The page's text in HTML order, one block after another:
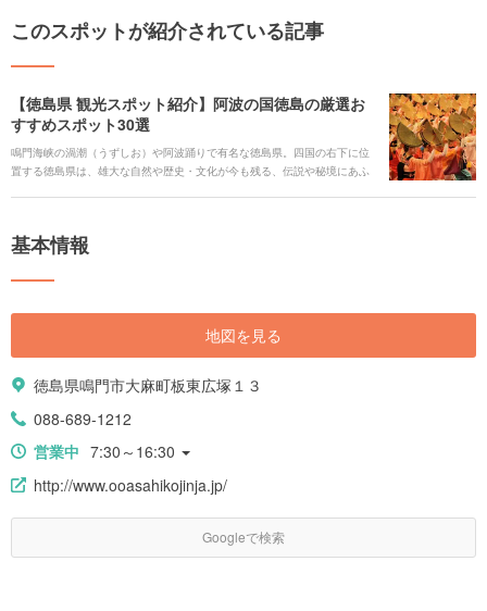
このスポットが紹介されている記事
【徳島県 観光スポット紹介】阿波の国徳島の厳選お
すすめスポット30選
鳴門海峡の渦潮（うずしお）や阿波踊りで有名な徳島県。四国の右下に位
置する徳島県は、雄大な自然や歴史・文化が今も残る、伝説や秘境にあふ
も、これで徳島に行ってみたくなる！徳島県の魅力ある厳選観光オススメ
基本情報
地図を見る
徳島県鳴門市大麻町板東広塚１３
088-689-1212
営業中 7:30～16:30
http://www.ooasahikojinja.jp/
Googleで検索